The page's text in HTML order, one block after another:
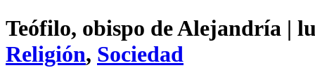
Teófilo, obispo de Alejandría |
Religión, Sociedad